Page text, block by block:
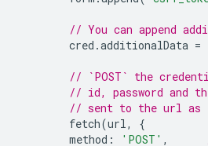
// You can append
cred .additionalData =
// `POST` the
// id, password and
// sent to the url as
fetch(url, {
method : 'POST' ,